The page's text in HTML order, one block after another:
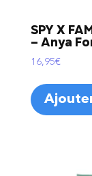
SPY X
– Anya
16,95€